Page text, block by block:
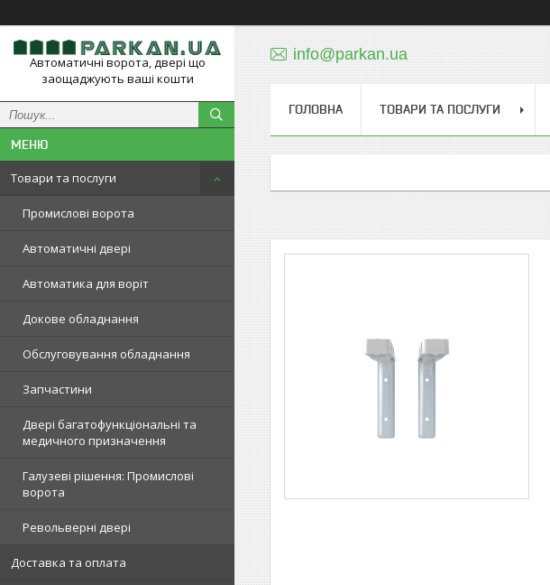
Автоматичні ворота, двері що
заощаджують ваші кошти
Товари та послуги
Промислові ворота
Автоматичні двері
Автоматика для воріт
Докове обладнання
Обслуговування обладнання
Запчастини
Двері багатофункціональні та
медичного призначення
Галузеві рішення: Промислові
ворота
Револьверні двері
Доставка та оплата
info@parkan.ua
ГОЛОВНА ТОВАРИ ТА ПОСЛУГИ